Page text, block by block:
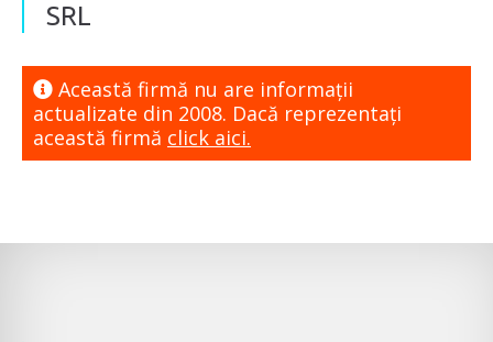
SRL
Această firmă nu are informaţii
actualizate din 2008. Dacă reprezentaţi
această firmă click aici.